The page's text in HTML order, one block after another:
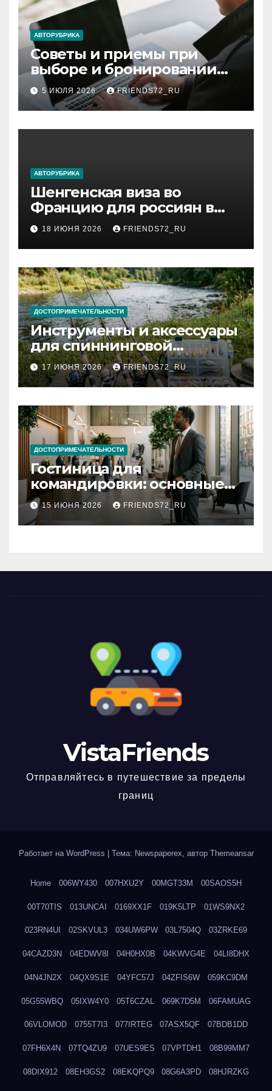
АВТОРУБРИКА
Советы и приемы при
выборе и бронировании
авиабилетов
5 ИЮЛЯ 2026 FRIENDS72_RU
АВТОРУБРИКА
Шенгенская виза во
Францию для россиян в
2026 году: сроки от 3 дней
и список необходимых
документов
18 ИЮНЯ 2026 FRIENDS72_RU
ДОСТОПРИМЕЧАТЕЛЬНОСТИ
Инструменты и аксессуары
для спиннинговой
рыбалки: назначение и
типы
17 ИЮНЯ 2026 FRIENDS72_RU
ДОСТОПРИМЕЧАТЕЛЬНОСТИ
Гостиница для
командировки: основные
критерии выбора
15 ИЮНЯ 2026 FRIENDS72_RU
VistaFriends
Отправляйтесь в путешествие за пределы
границ
Работает на WordPress Тема: Newspaperex, автор Themeansar
Home 006WY430 007HXU2Y 00MGT33M 00SAOS5H
00T70TIS 013UNCAI 0169XX1F 019K5LTP 01WS9NX2
023RN4UI 02SKVUL3 034UW6PW 03L7504Q 03ZRKE69
04CAZD3N 04EDWV8I 04H0HX0B 04KWVG4E 04LI8DHX
04N4JN2X 04QX9S1E 04YFC57J 04ZFIS6W 059KC9DM
05G55WBQ 05IXW4Y0 05T6CZAL 069K7D5M 06FAMUAG
06VLOMOD 0755T7I3 077IRTEG 07ASX5QF 07BDB1DD
07FH6X4N 07TQ4ZU9 07UES9ES 07VPTDH1 08B99MM7
08DIX912 08EH3GS2 08EKQPQ9 08G6A3PD 08HJRZKG